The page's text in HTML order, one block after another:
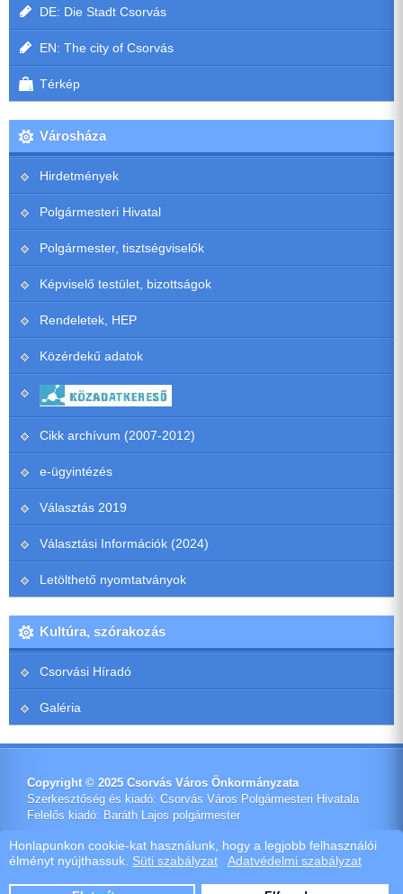
Honlapunkon cookie-kat használunk, hogy a legjobb felhasználói
élményt nyújthassuk. Süti szabályzat Adatvédelmi szabályzat
DE: Die Stadt Csorvás
EN: The city of Csorvás
Térkép
Városháza
Hirdetmények
Polgármesteri Hivatal
Polgármester, tisztségviselők
Képviselő testület, bizottságok
Rendeletek, HEP
Közérdekű adatok
Cikk archívum (2007-2012)
e-ügyintézés
Választás 2019
Választási Információk (2024)
Letölthető nyomtatványok
Kultúra, szórakozás
Csorvási Híradó
Galéria
Copyright © 2025 Csorvás Város Önkormányzata
Szerkesztőség és kiadó: Csorvás Város Polgármesteri Hivatala
Felelős kiadó: Baráth Lajos polgármester
Impresszum
Ötletes Megoldások Kft.
Webdeisign|Webhost